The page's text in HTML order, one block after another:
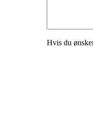
Hvis du